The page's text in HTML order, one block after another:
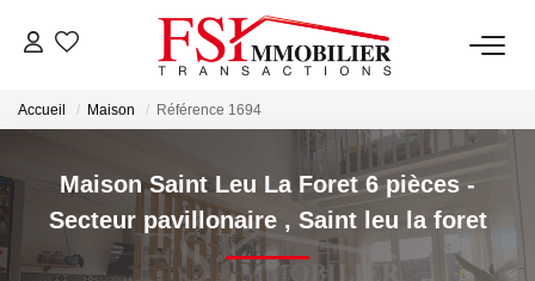
NOTRE AGENCE
Notre Équipe
VENTES
Accueil Maison Référence 1694
Maison Saint Leu La Foret 6 pièces -
Secteur pavillonaire , Saint leu la foret